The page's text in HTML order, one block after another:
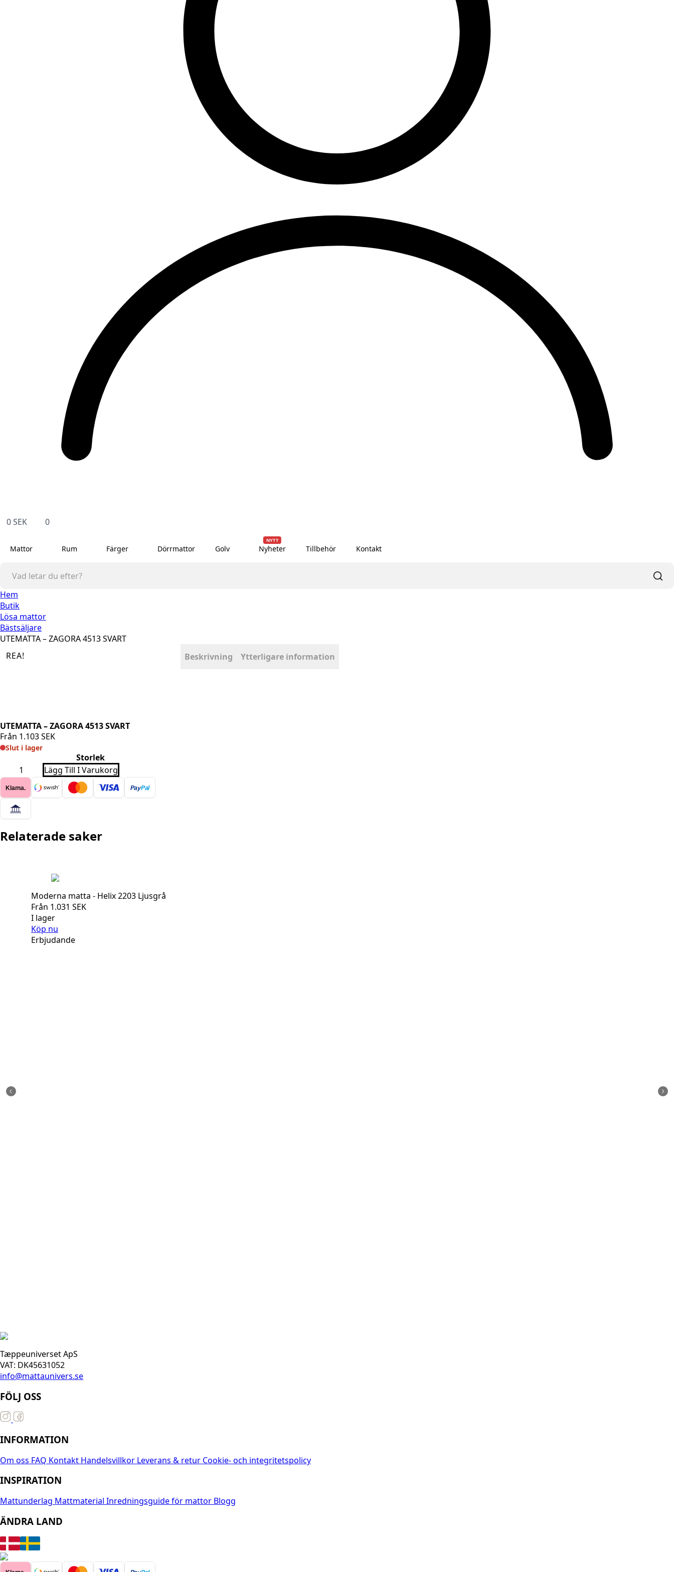
0SEK 0
Mattor Rum Färger Dörrmattor Golv Nyheter
NYTT
Tillbehör Kontakt
Hem
Butik
Lösa mattor
Bästsäljare
UTEMATTA – ZAGORA 4513 SVART
REA!
UTEMATTA – ZAGORA 4513 SVART
Från 1.103SEK
Slut i lager
Storlek
UTEMATTA
ZAGORA
4513
SVART
mängd
Lägg Till I Varukorg
Klarna. PayPal
Beskrivning Ytterligare information
Relaterade saker
Moderna matta - Helix 2203 Ljusgrå
Från 1.031 SEK
I lager
Köp nu
Erbjudande
Tæppeuniverset ApS
VAT: DK45631052
info@mattaunivers.se
FÖLJ OSS
INFORMATION
Om oss FAQ Kontakt Handelsvillkor Leverans & retur Cookie- och integritetspolicy
INSPIRATION
Mattunderlag Mattmaterial Inredningsguide för mattor Blogg
ÄNDRA LAND